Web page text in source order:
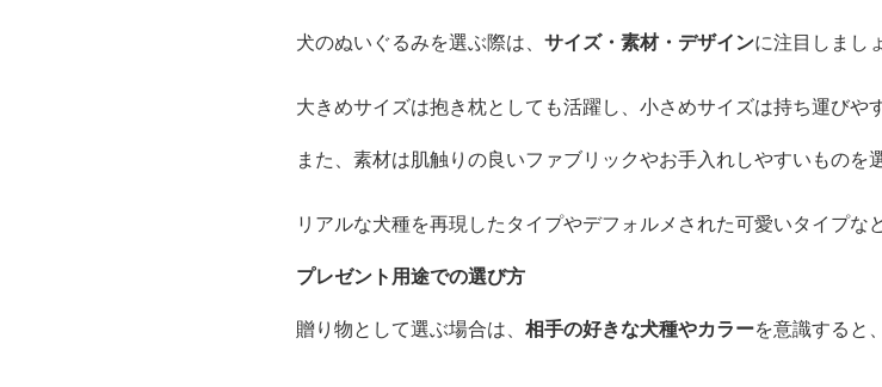
犬のぬいぐるみを選ぶ際は、 サイズ・素材・デザインに注目しまし
大きめサイズは抱き枕としても活躍し、小さめサイズは持ち運びや
また、素材は肌触りの良いファブリックやお手入れしやすいものを
リアルな犬種を再現したタイプやデフォルメされた可愛いタイプな
プレゼント用途での選び方
贈り物として選ぶ場合は、 相手の好きな犬種やカラーを意識すると